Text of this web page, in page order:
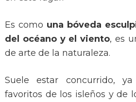
Es como una bóveda
del océano y el viento, es
de arte de la naturaleza.
Suele estar concurrido,
favoritos de los isleños y de